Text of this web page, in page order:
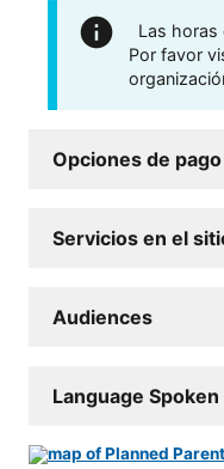
Las horas
Por favor
Opciones de pago
Servicios en el
Audiences
Language Spoken